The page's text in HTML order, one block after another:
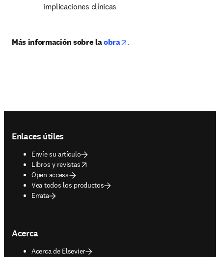
implicaciones clínicas
Más información sobre la obra opens in new tab/window
.
Enlaces útiles
Envíe su artículo
Libros y revistas
opens in new tab/window
Open access
Vea todos los productos
Errata
Acerca
Acerca de Elsevier